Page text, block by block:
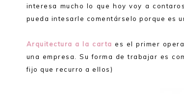
interesa mucho lo que hoy voy a
pueda intesarle comentárselo porque es
Arquitectura a la carta es el primer
una empresa. Su forma de trabajar es
fijo que recurro a ellos)